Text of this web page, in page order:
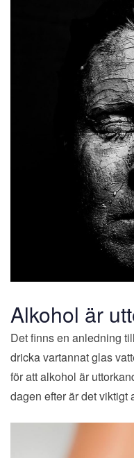
Alkohol är
Det finns en anledning
dricka vartannat glas
för att alkohol är
dagen efter är det viktigt